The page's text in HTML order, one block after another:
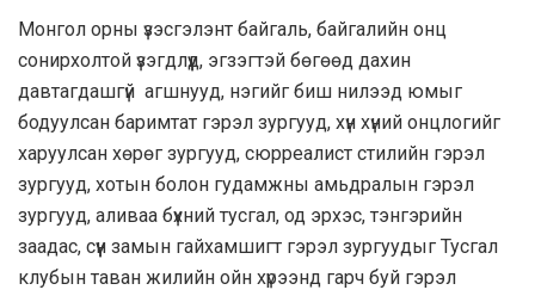
Монгол орны үзэсгэлэнт байгаль, байгалийн онц
сонирхолтой үзэгдлүүд, эгзэгтэй бөгөөд дахин
давтагдашгүй агшнууд, нэгийг биш нилээд юмыг
бодуулсан баримтат гэрэл зургууд, хүн хүний онцлогийг
харуулсан хөрөг зургууд, сюрреалист стилийн гэрэл
зургууд, хотын болон гудамжны амьдралын гэрэл
зургууд, аливаа бүхний тусгал, од эрхэс, тэнгэрийн
заадас, сүүн замын гайхамшигт гэрэл зургуудыг Тусгал
клубын таван жилийн ойн хүрээнд гарч буй гэрэл